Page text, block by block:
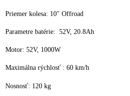
Priemer kolesa: 10″ Offroad
Parametre batérie: 52V, 20.8Ah
Motor: 52V, 1000W
Maximálna rýchlosť : 60 km/h
Nosnosť: 120 kg